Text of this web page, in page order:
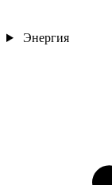
Энергия